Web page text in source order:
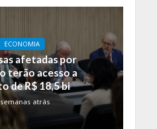
ECONOMIA
afetadas por
terão acesso a
de R$ 18,5 bi
atrás